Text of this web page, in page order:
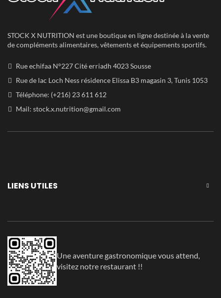
STOCK X NUTRITION est une boutique en ligne destinée à la vente
de compléments alimentaires, vêtements et équipements sportifs.
Rue echifaa N°227 Cité erriadh 4023 Sousse
Rue de lac Loch Ness résidence Elissa B3 magasin 3, Tunis 1053
Téléphone: (+216) 23 611 612
Mail: stock.x.nutrition@gmail.com
LIENS UTILES
Une aventure gastronomique vous attend,
visitez notre restaurant !!